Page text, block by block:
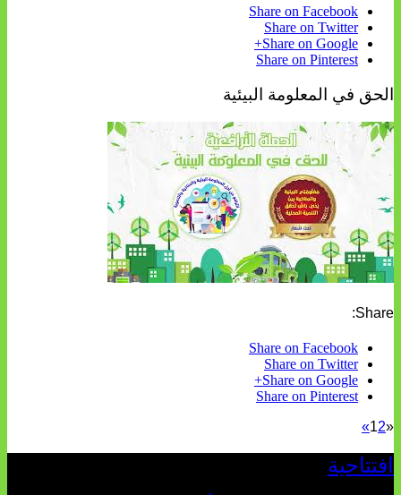
Share on Facebook
Share on Twitter
Share on Google+
Share on Pinterest
الحق في المعلومة البيئية
Share:
Share on Facebook
Share on Twitter
Share on Google+
Share on Pinterest
«
12
»
افتتاحية